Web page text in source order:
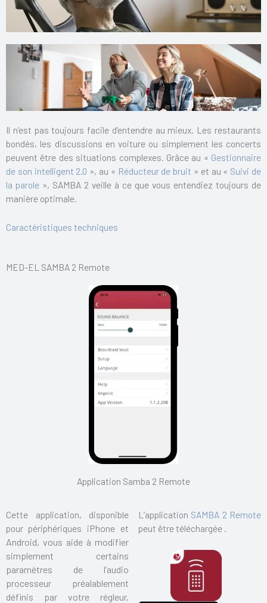
Il n’est pas toujours facile d’entendre au mieux. Les restaurants
bondés, les discussions en voiture ou simplement les concerts
peuvent être des situations complexes. Grâce au « Gestionnaire
de son intelligent 2.0 », au « Réducteur de bruit » et au « Suivi de
la parole », SAMBA 2 veille à ce que vous entendiez toujours de
manière optimale.
Caractéristiques techniques
MED-EL SAMBA 2 Remote
Application Samba 2 Remote
Cette application, disponible
pour périphériques iPhone et
Android, vous aide à modifier
simplement certains
paramètres de l’audio
processeur préalablement
définis par votre régleur,
L’application SAMBA 2 Remote
peut être téléchargée .